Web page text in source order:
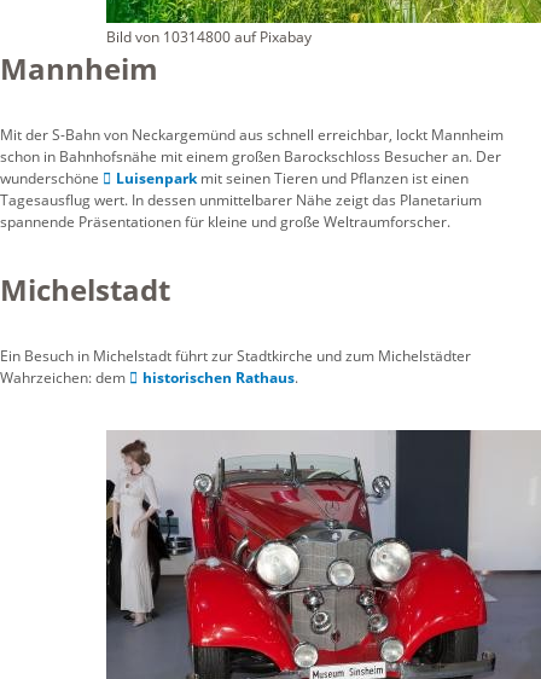
Bild von 10314800 auf Pixabay
Mannheim
Mit der S-Bahn von Neckargemünd aus schnell erreichbar, lockt Mannheim
schon in Bahnhofsnähe mit einem großen Barockschloss Besucher an. Der
wunderschöne
Luisenparkmit seinen Tieren und Pflanzen ist einen
Tagesausflug wert. In dessen unmittelbarer Nähe zeigt das Planetarium
spannende Präsentationen für kleine und große Weltraumforscher.
Michelstadt
Ein Besuch in Michelstadt führt zur Stadtkirche und zum Michelstädter
Wahrzeichen: dem
historischen Rathaus.